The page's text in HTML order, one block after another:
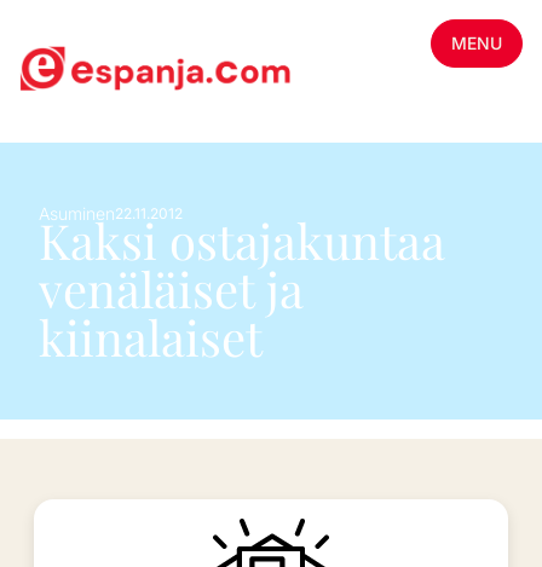
MENU
Asuminen22.11.2012
Kaksi ostajakuntaa
venäläiset ja
kiinalaiset